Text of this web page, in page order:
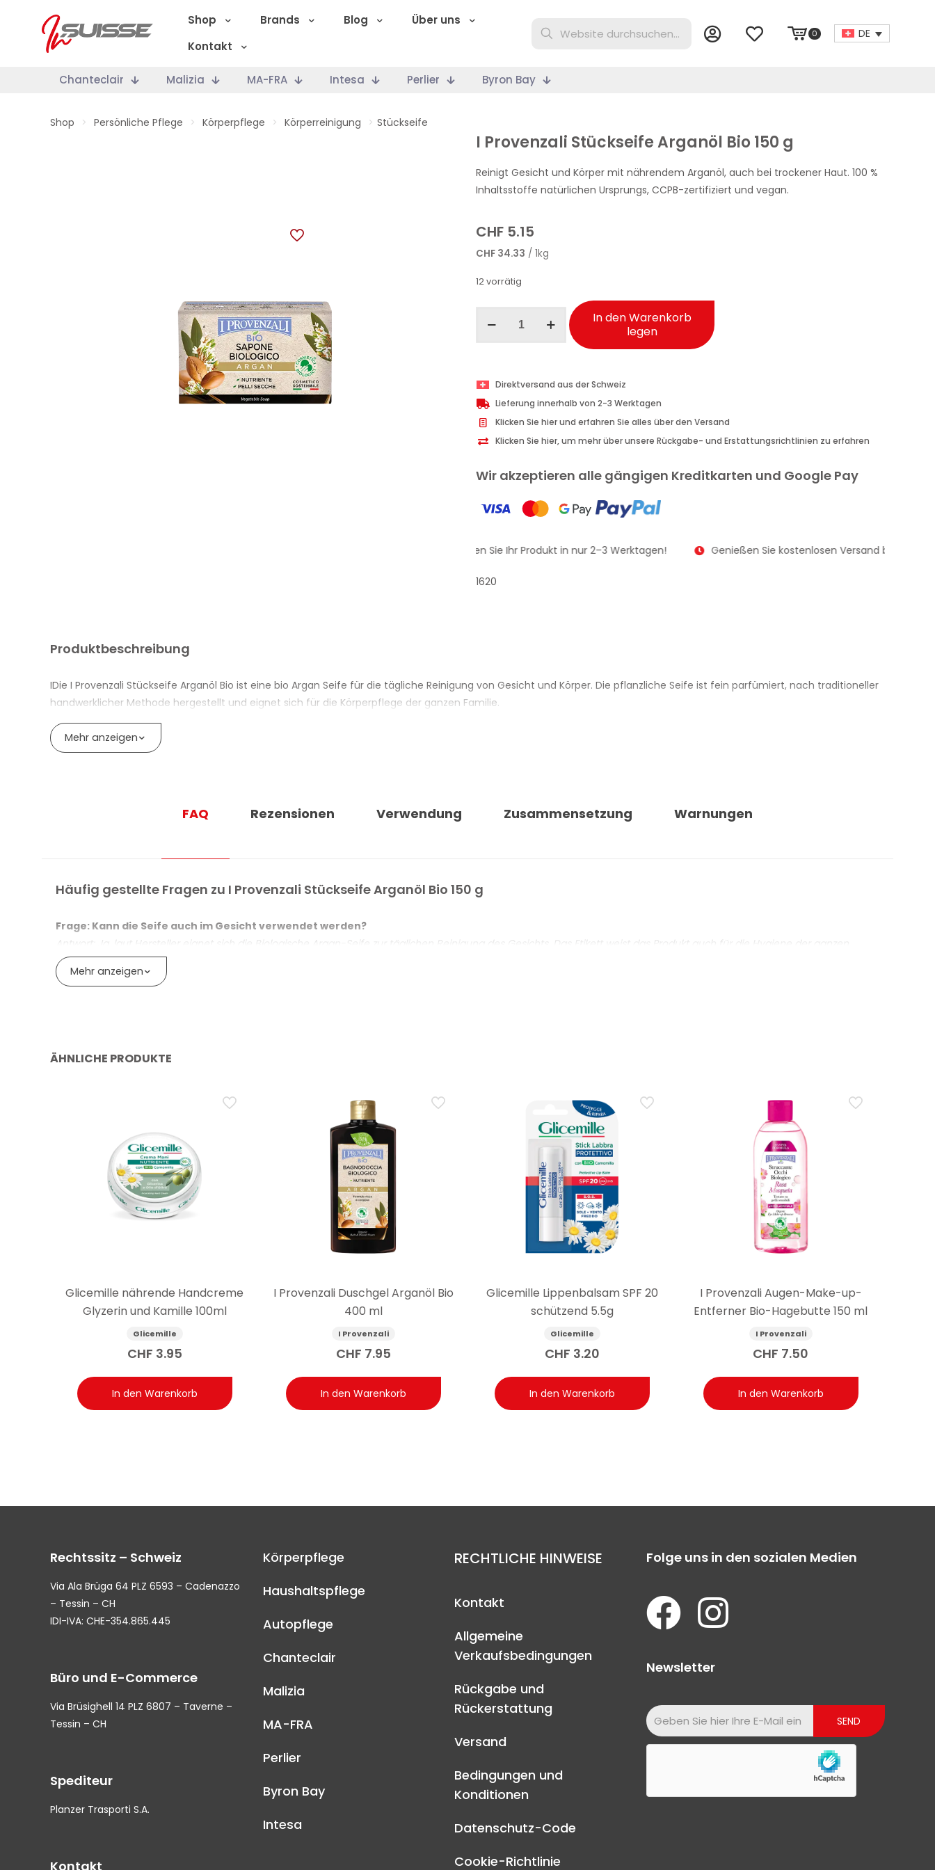
Shop Brands Blog
Über uns
Kontakt
0 DE
Chanteclair Malizia MA-FRA Intesa Perlier Byron Bay
Shop > Persönliche Pflege > Körperpflege > Körperreinigung > Stückseife
I Provenzali Stückseife Arganöl Bio 150 g
Reinigt Gesicht und Körper mit nährendem Arganöl, auch bei trockener Haut. 100 %
Inhaltsstoffe natürlichen Ursprungs, CCPB-zertifiziert und vegan.
CHF 5.15
CHF 34.33 / 1kg
12 vorrätig
Provenzali
Bio
150
g
Menge
In den Warenkorb
legen
Direktversand aus der Schweiz
Lieferung innerhalb von 2-3 Werktagen
Klicken Sie hier und erfahren Sie alles über den Versand
Klicken Sie hier, um mehr über unsere Rückgabe- und Erstattungsrichtlinien zu erfahren
Wir akzeptieren alle gängigen Kreditkarten und Google Pay
Erhalten Sie Ihr Produkt in nur 2–3 Werktagen! Genießen Sie kostenlosen Versand bei
1620
Produktbeschreibung
IDie I Provenzali Stückseife Arganöl Bio ist eine bio Argan Seife für die tägliche Reinigung von Gesicht und Körper. Die pflanzliche Seife ist fein parfümiert, nach traditioneller
handwerklicher Methode hergestellt und eignet sich für die Körperpflege der ganzen Familie.
Die Formel ist mit Arganöl angereichert, das nährende Eigenschaften aufweist, und eignet sich für alle Hauttypen, insbesondere für trockene Haut. Die nährende Wirkung
ist im Labor getestet.
Dermatologisch getestet und auf Schwermetalle geprüft: Nickel, Chrom und Kobalt liegen unter 0,0001 %. Die Verpackung erfolgt laut Anbieter in FSC-zertifiziertem Papier.
Geeignet auch für trockene Haut
Nährende Wirkung im Labor getestet
Zertifiziert nach CCPB CB/08, Vegan und Made in Italy
Mehr anzeigen
FAQ Rezensionen Verwendung Zusammensetzung Warnungen
Häufig gestellte Fragen zu I Provenzali Stückseife Arganöl Bio 150 g
Frage: Kann die Seife auch im Gesicht verwendet werden?
Antwort: Ja, laut Hersteller eignet sich die Biologische Argan-Seife zur täglichen Reinigung des Gesichts. Das Etikett weist das Produkt auch für die Hygiene der ganzen
Familie aus.
Frage: Ist das Produkt für trockene Haut geeignet?
Antwort: Ja, das Etikett weist eine im Labor getestete nährende Wirkung aus.
Antwort: 100 % der Inhaltsstoffe sind natürlichen Ursprungs und 100 % der zertifizierbaren Inhaltsstoffe sind biologisch. Das Produkt trägt die Zertifizierung CCPB CB/08.
Frage: Welche Prüfungen und Angaben hat das Produkt?
Antwort: Es ist dermatologisch getestet, auf Schwermetalle geprüft mit Nickel, Chrom und Kobalt unter 0,0001 %, 100 % Vegan und Made in Italy.
Mehr anzeigen
ÄHNLICHE PRODUKTE
Glicemille nährende Handcreme
Glyzerin und Kamille 100ml
Glicemille
CHF 3.95
In den Warenkorb
I Provenzali Duschgel Arganöl Bio
400 ml
I Provenzali
CHF 7.95
In den Warenkorb
Glicemille Lippenbalsam SPF 20
schützend 5.5g
Glicemille
CHF 3.20
In den Warenkorb
I Provenzali Augen-Make-up-
Entferner Bio-Hagebutte 150 ml
I Provenzali
CHF 7.50
In den Warenkorb
Rechtssitz – Schweiz
Via Ala Brüga 64 PLZ 6593 – Cadenazzo
– Tessin – CH
IDI-IVA: CHE-354.865.445
Büro und E-Commerce
Via Brüsighell 14 PLZ 6807 – Taverne –
Tessin – CH
Spediteur
Planzer Trasporti S.A.
Kontakt
Körperpflege
Haushaltspflege
Autopflege
Chanteclair
Malizia
MA-FRA
Perlier
Byron Bay
Intesa
RECHTLICHE HINWEISE
Kontakt
Allgemeine
Verkaufsbedingungen
Rückgabe und
Rückerstattung
Versand
Bedingungen und
Konditionen
Datenschutz-Code
Cookie-Richtlinie
Folge uns in den sozialen Medien
Newsletter